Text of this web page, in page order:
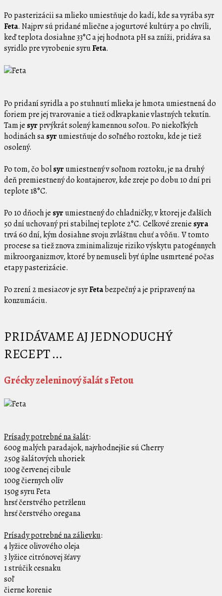
Po pasterizácii sa mlieko umiestňuje do kadí, kde sa vyrába syr
Feta. Najprv sú pridané mliečne a jogurtové kultúry a po chvíli,
keď teplota dosiahne 33°C a jej hodnota pH sa zníži, pridáva sa
syridlo pre vyrobenie syruFeta.
Po pridaní syridla a po stuhnutí mlieka je hmota umiestnená do
foriem pre jej tvarovanie a tiež odkvapkanie vlastných tekutín.
Tam je syrprvýkrát solený kamennou soľou. Po niekoľkých
hodinách sasyrumiestňuje do soľného roztoku, kde je tiež
osolený.
Po tom, čo bolsyrumiestnený v soľnom roztoku, je na druhý
deň premiestnený do kontajnerov, kde zreje po dobu 10 dní pri
teplote 18°C.
Po 10 dňoch je syrumiestnený do chladničky, v ktorej je ďalších
50 dní uchovaný pri stabilnej teplote 2°C. Celkové zrenie syra
trvá 60 dní, kým dosiahne svoju zvláštnu chuť a vôňu. V tomto
procese sa tiež znova zminimalizuje riziko výskytu patogénnych
mikroorganizmov, ktoré by nemuseli byť úplne usmrtené počas
etapy pasterizácie.
Po zrení 2 mesiacov je syrFetabezpečný a je pripravený na
konzumáciu.
PRIDÁVAME AJ JEDNODUCHÝ
RECEPT ...
Grécky zeleninový šalát s Fetou
Prísady potrebné na šalát:
600g malých paradajok, najvhodnejšie sú Cherry
250g šalátových uhoriek
100g červenej cibule
100g čiernych olív
150g syru Feta
hrsť čerstvého petržlenu
hrsť čerstvého oregana
Prísady potrebné na zálievku:
4 lyžice olivového oleja
3 lyžice citrónovej šťavy
1 strúčik cesnaku
soľ
čierne korenie